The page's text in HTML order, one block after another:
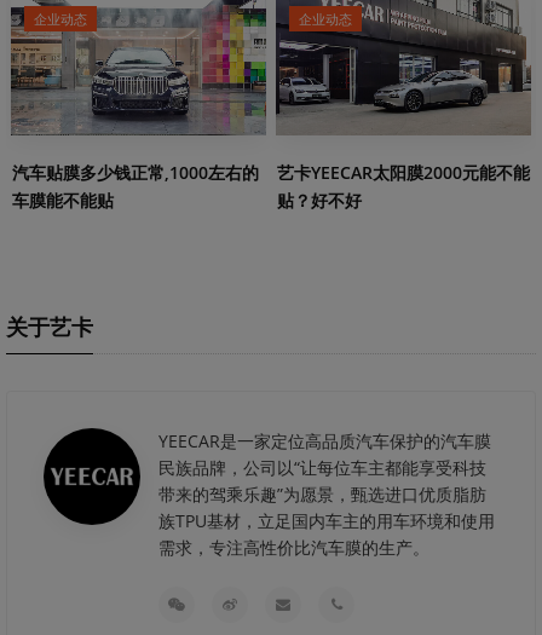
企业动态
汽车贴膜多少钱正常,1000左右的
车膜能不能贴
企业动态
艺卡YEECAR太阳膜2000元能不能
贴？好不好
关于艺卡
YEECAR是一家定位高品质汽车保护的汽车膜
民族品牌，公司以“让每位车主都能享受科技
带来的驾乘乐趣”为愿景，甄选进口优质脂肪
族TPU基材，立足国内车主的用车环境和使用
需求，专注高性价比汽车膜的生产。